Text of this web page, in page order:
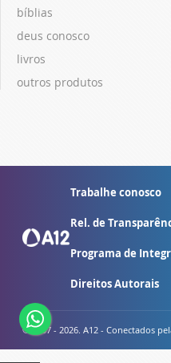
bíblias
deus conosco
livros
outros produtos
Trabalhe conosco
Rel. de
Programa de
Direitos Autorais
© 2007 - 2026. A12 - Conectados